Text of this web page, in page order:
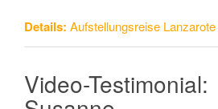
Details: Aufstellungsreise Lanzarote
Video-Testimonial: